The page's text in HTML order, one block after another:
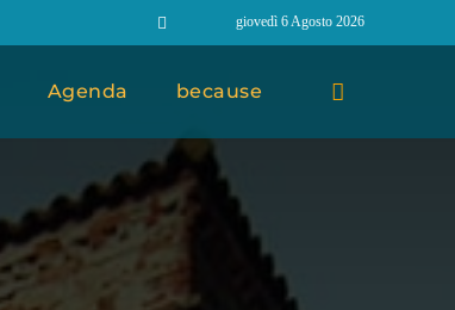
giovedì 6 Agosto 2026
Agenda because